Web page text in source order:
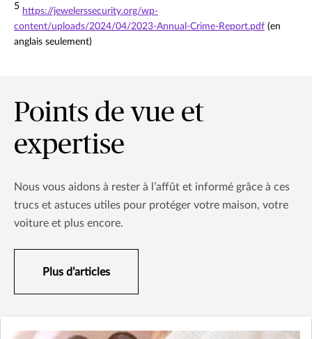
5 https://jewelerssecurity.org/wp-
content/uploads/2024/04/2023-Annual-Crime-Report.pdf (en
anglais seulement)
Points de vue et
expertise
Nous vous aidons à rester à l’affût et informé grâce à ces
trucs et astuces utiles pour protéger votre maison, votre
voiture et plus encore.
Plus d’articles